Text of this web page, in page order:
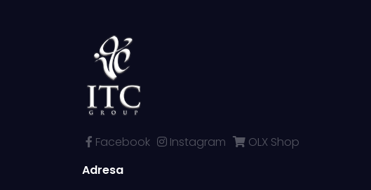
Facebook Instagram
OLX Shop
Adresa